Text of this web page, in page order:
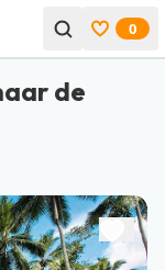
Bekijk
0
de